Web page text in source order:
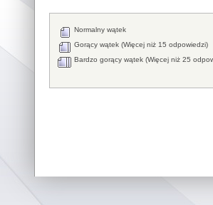
Normalny wątek
Gorący wątek (Więcej niż 15 odpowiedzi)
Bardzo gorący wątek (Więcej niż 25